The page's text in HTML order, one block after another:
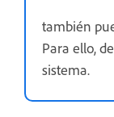
también
Para ello,
sistema.